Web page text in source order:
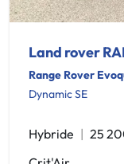
Land rover
Range Rover
Dynamic SE
Hybride 25